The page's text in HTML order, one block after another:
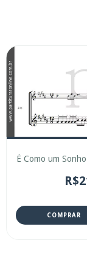
É Como um
COMPRAR